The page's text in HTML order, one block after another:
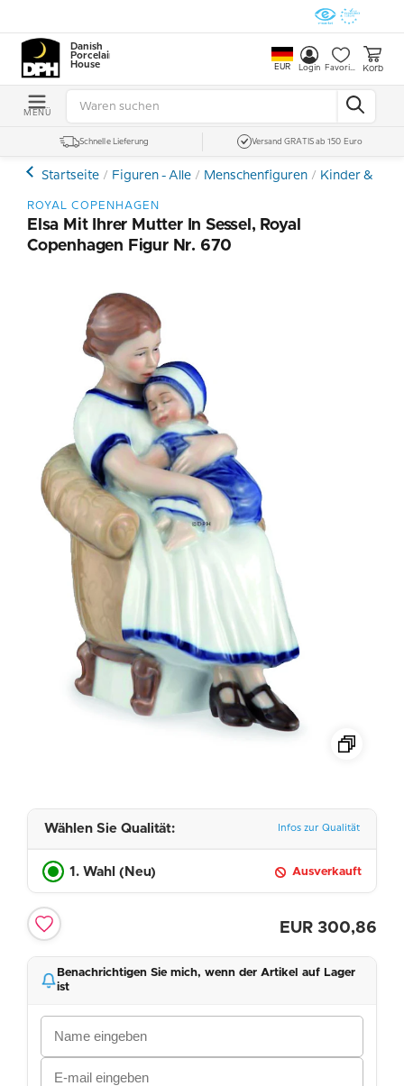
Danish
Porcelain
House
EUR Login Favoriten Korb
MENÜ
Schnelle Lieferung Versand GRATIS ab 150 Euro
Startseite Figuren - Alle Menschenfiguren Kinder &
ROYAL COPENHAGEN
Elsa Mit Ihrer Mutter In Sessel, Royal
Copenhagen Figur Nr. 670
Wählen Sie Qualität: Infos zur Qualität
1. Wahl (Neu) Ausverkauft
EUR 300,86
Benachrichtigen Sie mich, wenn der Artikel auf Lager
ist